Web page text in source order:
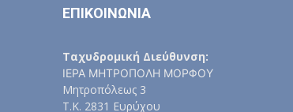
ΕΠΙΚΟΙΝΩΝΙΑ
Ταχυδρομική Διεύθυνση:
ΙΕΡΑ ΜΗΤΡΟΠΟΛΗ ΜΟΡΦΟΥ
Μητροπόλεως 3
Τ.Κ. 2831 Ευρύχου